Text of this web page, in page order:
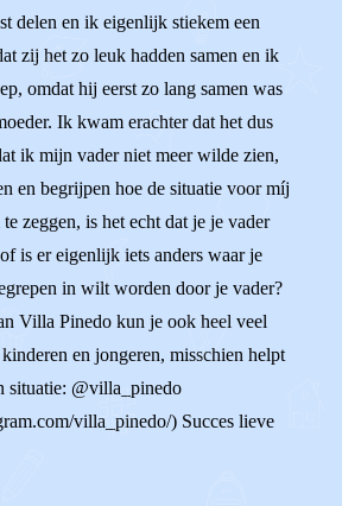
delen en ik eigenlijk stiekem een
zij het zo leuk hadden samen en ik
omdat hij eerst zo lang samen was
Ik kwam erachter dat het dus
ik mijn vader niet meer wilde zien,
en begrijpen hoe de situatie voor míj
zeggen, is het echt dat je je vader
is er eigenlijk iets anders waar je
in wilt worden door je vader?
Villa Pinedo kun je ook heel veel
en jongeren, misschien helpt
situatie: @villa_pinedo
villa_pinedo/) Succes lieve